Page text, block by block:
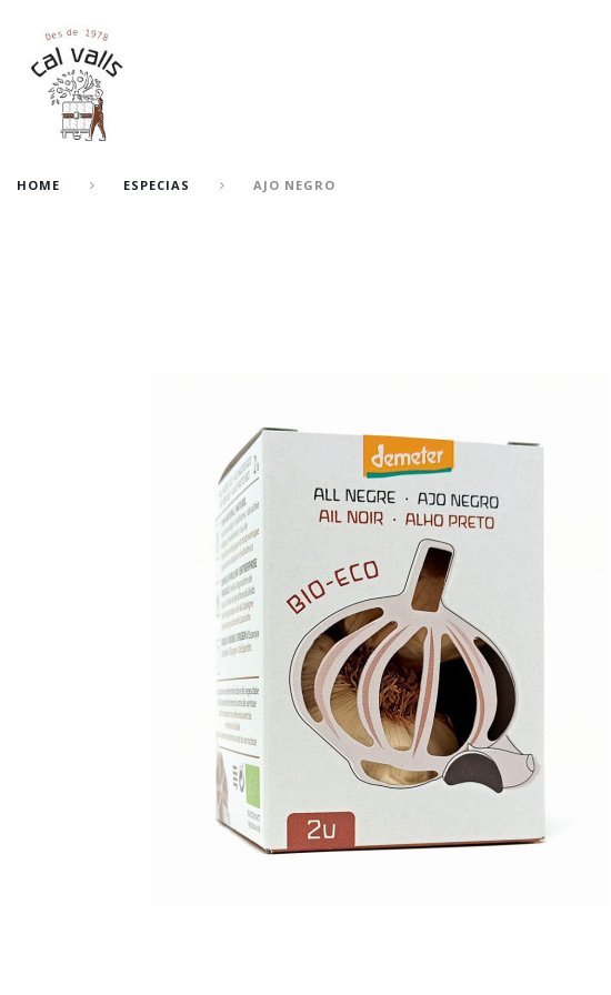
HOME ESPECIAS AJO NEGRO